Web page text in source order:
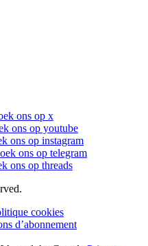
ons op x
ons op youtube
ons op instagram
ons op telegram
ons op threads
cookies
d’abonnement